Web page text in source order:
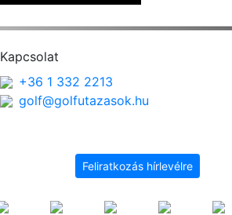
Kapcsolat
+36 1 332 2213
golf@golfutazasok.hu
Feliratkozás hírlevélre